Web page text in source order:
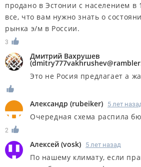
продано в Эстонии с населением в
все, что вам нужно знать о
рынка э/м в России.
3
Дмитрий Вахрушев
(
Это не Росия предлагает а
Александр (rubeiker) 5 лет
Очередная схема распила
2
Алексей (vosk) 5 лет назад
По нашему климату, если